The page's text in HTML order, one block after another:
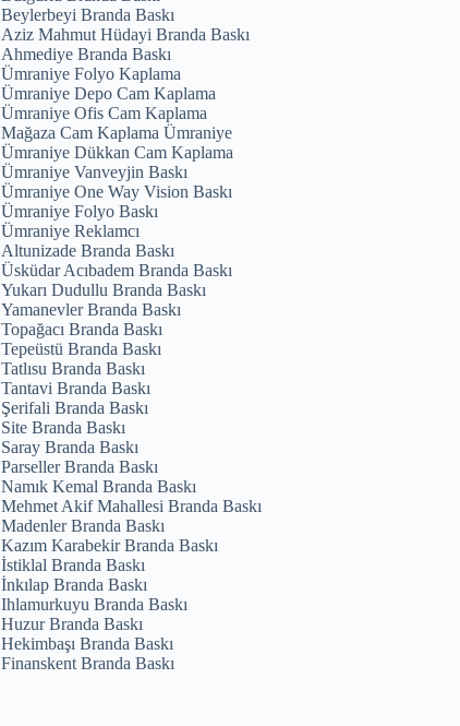
Beylerbeyi Branda Baskı
Aziz Mahmut Hüdayi Branda Baskı
Ahmediye Branda Baskı
Ümraniye Folyo Kaplama
Ümraniye Depo Cam Kaplama
Ümraniye Ofis Cam Kaplama
Mağaza Cam Kaplama Ümraniye
Ümraniye Dükkan Cam Kaplama
Ümraniye Vanveyjin Baskı
Ümraniye One Way Vision Baskı
Ümraniye Folyo Baskı
Ümraniye Reklamcı
Altunizade Branda Baskı
Üsküdar Acıbadem Branda Baskı
Yukarı Dudullu Branda Baskı
Yamanevler Branda Baskı
Topağacı Branda Baskı
Tepeüstü Branda Baskı
Tatlısu Branda Baskı
Tantavi Branda Baskı
Şerifali Branda Baskı
Site Branda Baskı
Saray Branda Baskı
Parseller Branda Baskı
Namık Kemal Branda Baskı
Mehmet Akif Mahallesi Branda Baskı
Madenler Branda Baskı
Kazım Karabekir Branda Baskı
İstiklal Branda Baskı
İnkılap Branda Baskı
Ihlamurkuyu Branda Baskı
Huzur Branda Baskı
Hekimbaşı Branda Baskı
Finanskent Branda Baskı